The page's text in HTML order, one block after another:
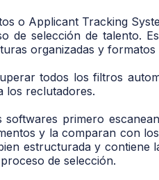
o Applicant Tracking
de selección de talento.
organizadas y formatos
todos los filtros
los reclutadores.
primero
y la comparan con
estructurada y contiene
de selección.